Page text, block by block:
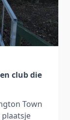
club die
Town
plaatsje